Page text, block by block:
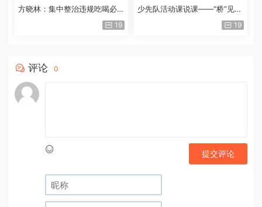
方晓林：集中整治违规吃喝必须
19
少先队活动课说课——“桥”见中
19
评论 0
提交评论